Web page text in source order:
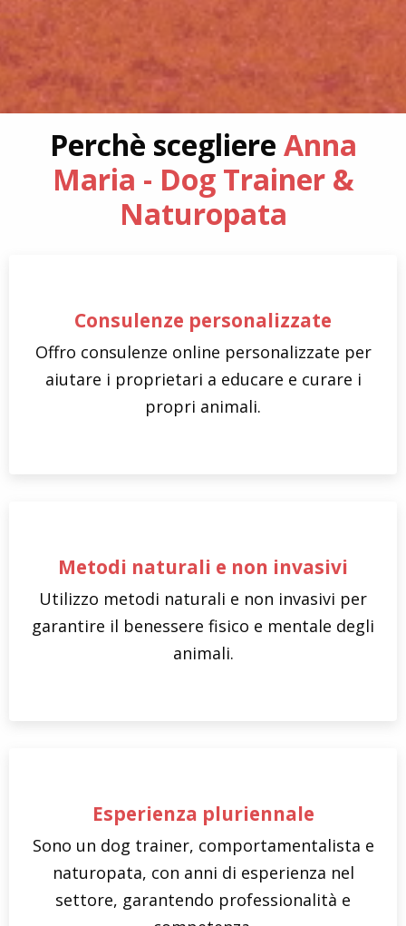
Perchè scegliere Anna
Maria - Dog Trainer &
Naturopata
Consulenze personalizzate
Offro consulenze online personalizzate per
aiutare i proprietari a educare e curare i
propri animali.
Metodi naturali e non invasivi
Utilizzo metodi naturali e non invasivi per
garantire il benessere fisico e mentale degli
animali.
Esperienza pluriennale
Sono un dog trainer, comportamentalista e
naturopata, con anni di esperienza nel
settore, garantendo professionalità e